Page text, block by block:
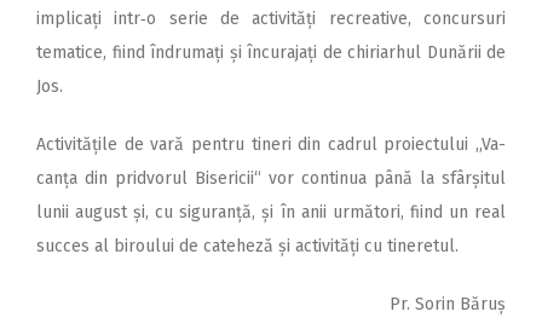
implicați intr‑o serie de activități recreative, concursuri
tematice, fiind îndrumați și încurajați de chiriarhul Dunării de
Jos.
Activitățile de vară pentru tineri din cadrul proiectului ,,Va­
canța din pridvorul Bisericii“ vor continua până la sfârșitul
lunii august și, cu siguranță, și în anii următori, fiind un real
succes al biroului de cateheză și activități cu tineretul.
Pr. Sorin Băruș